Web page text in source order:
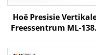
Hoë Presisie
Freessentrum ML-
Boks Weg Struktuur